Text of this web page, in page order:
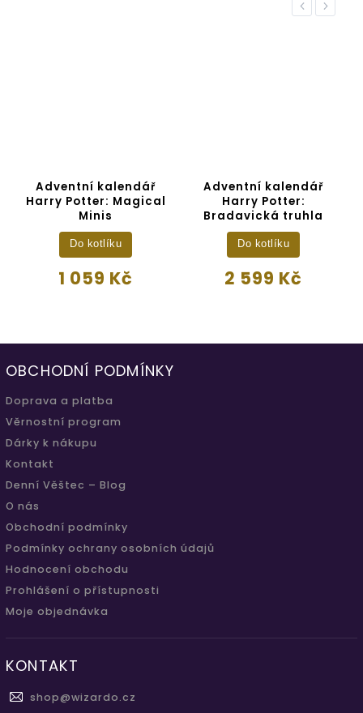
Previous
Adventní kalendář
Harry Potter: Magical
Minis
1 059 Kč
Do kotlíku
Adventní kalendář
Harry Potter:
Bradavická truhla
2 599 Kč
Do kotlíku
Next
OBCHODNÍ PODMÍNKY
Doprava a platba
Věrnostní program
Dárky k nákupu
Kontakt
Denní Věštec – Blog
O nás
Obchodní podmínky
Podmínky ochrany osobních údajů
Hodnocení obchodu
Prohlášení o přístupnosti
Moje objednávka
KONTAKT
shop@wizardo.cz